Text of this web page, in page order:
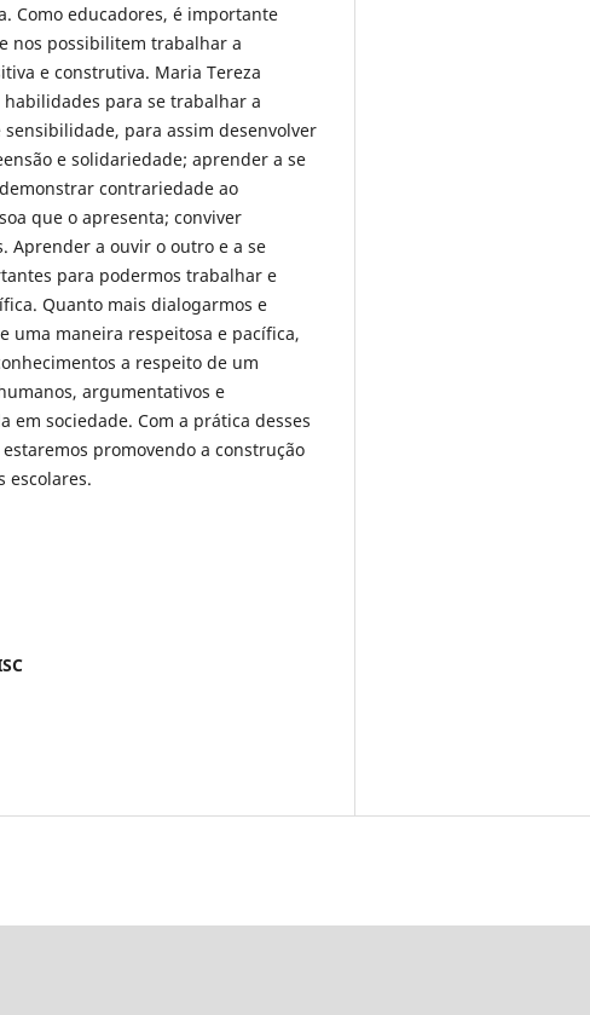
Como educadores, é importante
nos possibilitem trabalhar a
e construtiva. Maria Tereza
para se trabalhar a
para assim desenvolver
e solidariedade; aprender a se
contrariedade ao
que o apresenta; conviver
Aprender a ouvir o outro e a se
para podermos trabalhar e
Quanto mais dialogarmos e
uma maneira respeitosa e pacífica,
a respeito de um
argumentativos e
em sociedade. Com a prática desses
promovendo a construção
escolares.